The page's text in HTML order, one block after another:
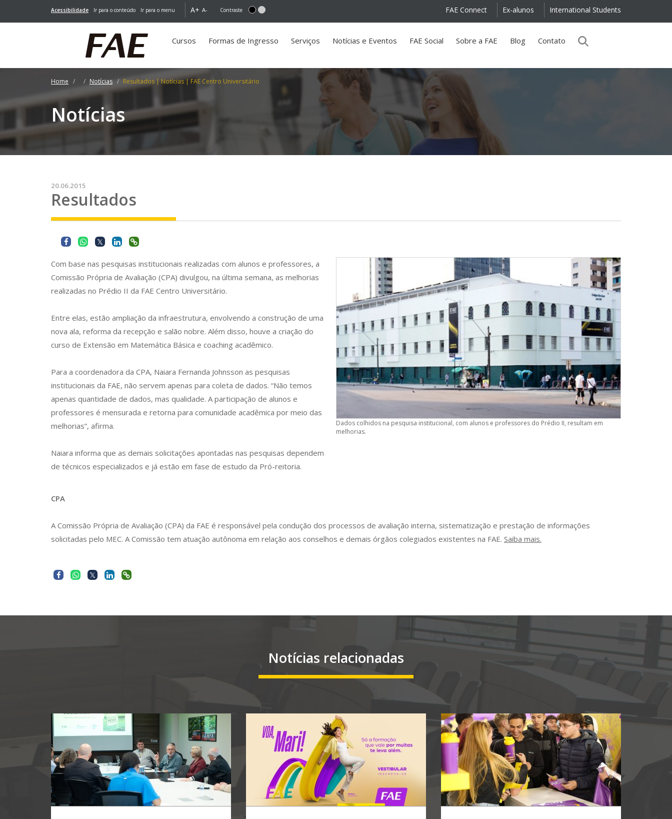
Acessibilidade Ir para o conteúdo Ir para o menu A+ A- Contraste International Students
Ex-alunos
FAE Connect
Cursos Formas de Ingresso Serviços Notícias e Eventos FAE Social Sobre a FAE Blog Contato
Home Notícias Resultados | Notícias | FAE Centro Universitário
Notícias
20.06.2015
Resultados
Dados colhidos na pesquisa institucional, com alunos e professores do Prédio II, resultam em
melhorias.
Com base nas pesquisas institucionais realizadas com alunos e professores, a
Comissão Própria de Avaliação (CPA) divulgou, na última semana, as melhorias
realizadas no Prédio II da FAE Centro Universitário.
Entre elas, estão ampliação da infraestrutura, envolvendo a construção de uma
nova ala, reforma da recepção e salão nobre. Além disso, houve a criação do
curso de Extensão em Matemática Básica e coaching acadêmico.
Para a coordenadora da CPA, Naiara Fernanda Johnsson as pesquisas
institucionais da FAE, não servem apenas para coleta de dados. “Não temos
apenas quantidade de dados, mas qualidade. A participação de alunos e
professores é mensurada e retorna para comunidade acadêmica por meio das
melhorias”, afirma.
Naiara informa que as demais solicitações apontadas nas pesquisas dependem
de técnicos especializados e já estão em fase de estudo da Pró-reitoria.
CPA
A Comissão Própria de Avaliação (CPA) da FAE é responsável pela condução dos processos de avaliação interna, sistematização e prestação de informações
solicitadas pelo MEC. A Comissão tem atuação autônoma em relação aos conselhos e demais órgãos colegiados existentes na FAE. Saiba mais.
Notícias relacionadas